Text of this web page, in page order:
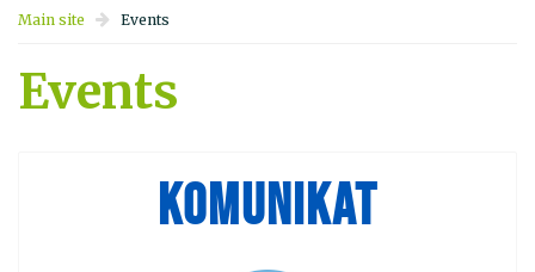
Main site Events
Events
KOMUNIKAT